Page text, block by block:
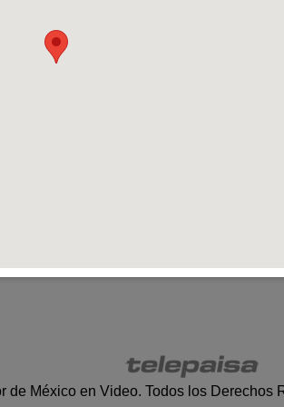
de México en Video. Todos los Derechos